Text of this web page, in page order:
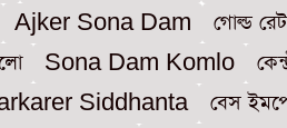
Ajker Sona Dam গোল্ড
Sona Dam Komlo
Siddhanta
বেস